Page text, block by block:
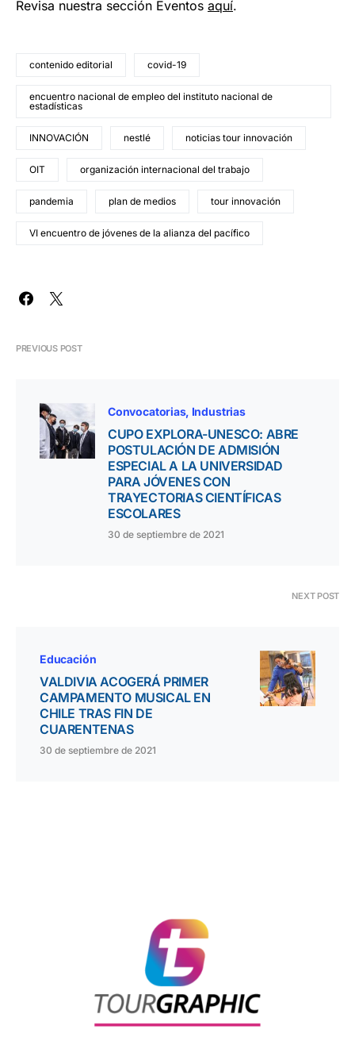
Revisa nuestra sección Eventos aquí.
contenido editorial covid-19
encuentro nacional de empleo del instituto nacional de
estadísticas
INNOVACIÓN nestlé noticias tour innovación
OIT organización internacional del trabajo
pandemia plan de medios tour innovación
VI encuentro de jóvenes de la alianza del pacífico
PREVIOUS POST
Convocatorias Industrias
CUPO EXPLORA-UNESCO: ABRE
POSTULACIÓN DE ADMISIÓN
ESPECIAL A LA UNIVERSIDAD
PARA JÓVENES CON
TRAYECTORIAS CIENTÍFICAS
ESCOLARES
30 de septiembre de 2021
NEXT POST
Educación
VALDIVIA ACOGERÁ PRIMER
CAMPAMENTO MUSICAL EN
CHILE TRAS FIN DE
CUARENTENAS
30 de septiembre de 2021